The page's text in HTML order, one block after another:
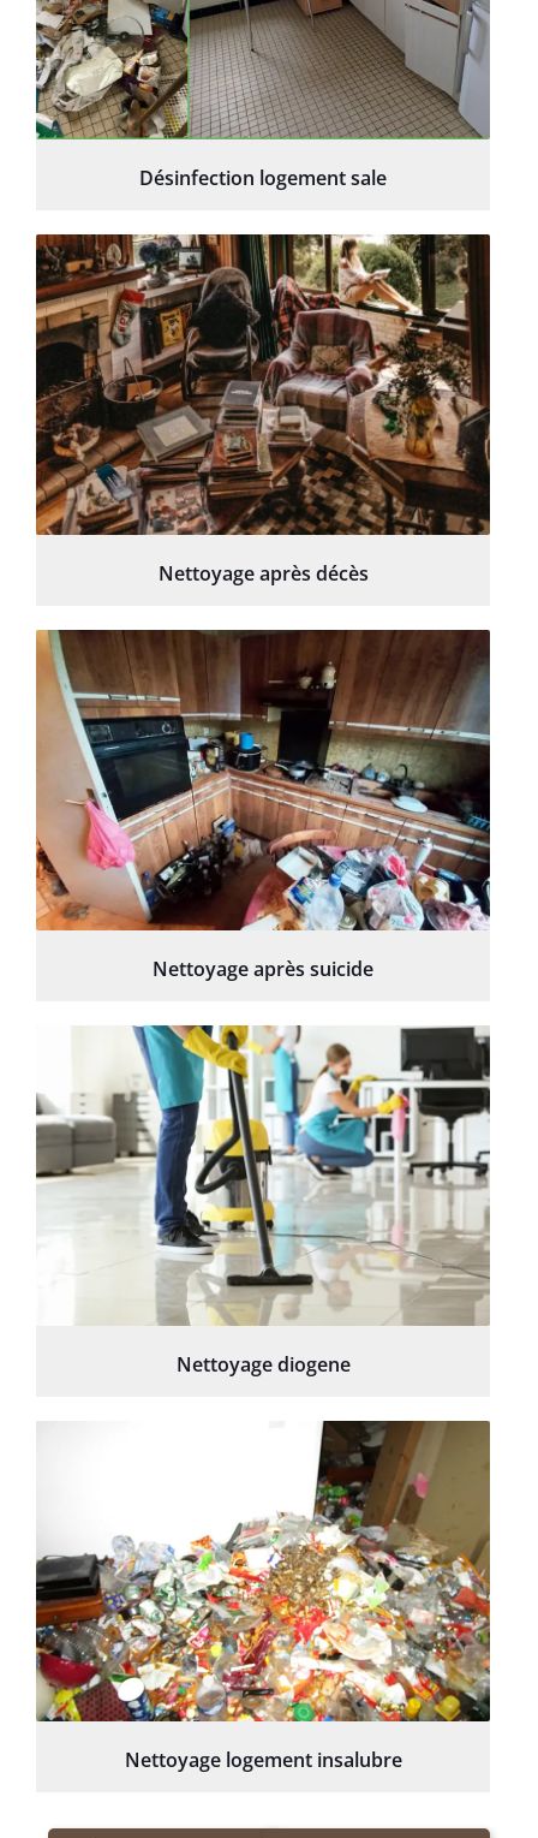
Désinfection logement sale
Nettoyage après décès
Nettoyage après suicide
Nettoyage diogene
Nettoyage logement insalubre